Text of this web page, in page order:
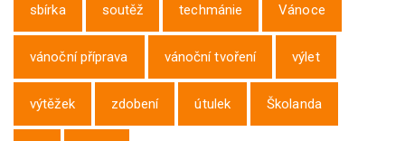
sbírka soutěž techmánie Vánoce
vánoční příprava vánoční tvoření výlet
výtěžek zdobení útulek Školanda